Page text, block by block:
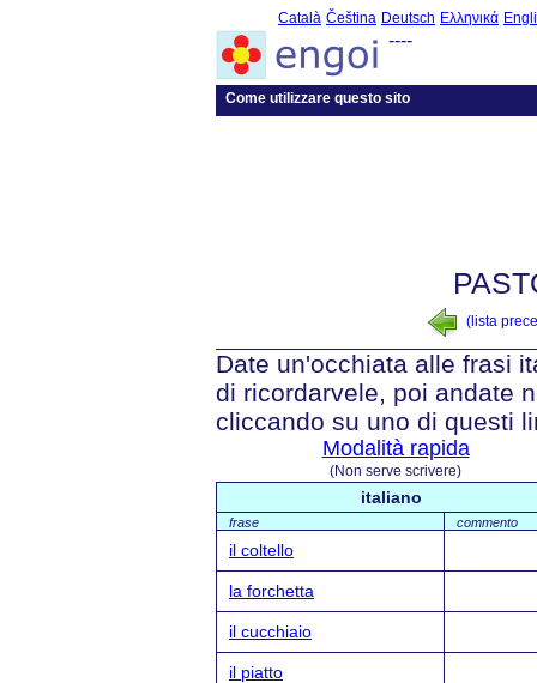
Català Čeština Deutsch Ελληνικά
----
Come utilizzare questo sito
(lista
Date un'occhiata alle frasi
di ricordarvele, poi andate
cliccando su uno di questi
Modalità rapida
(Non serve scrivere)
italiano
frase commento
il coltello
la forchetta
il cucchiaio
il piatto